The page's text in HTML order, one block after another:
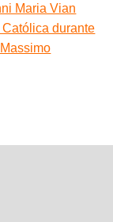
Maria Vian
durante